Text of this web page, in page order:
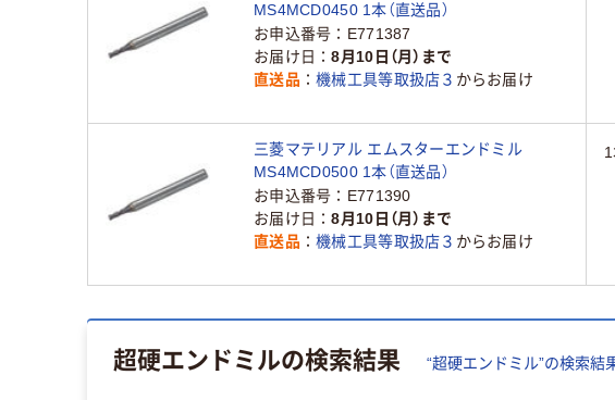
MS4MCD0450 1本（直送品）
お申込番号
E771387
お届け日
8月10日（月）まで
直送品
機械工具等取扱店３ からお届け
三菱マテリアル エムスターエンドミル
MS4MCD0500 1本（直送品）
お申込番号
E771390
お届け日
8月10日（月）まで
直送品
機械工具等取扱店３ からお届け
超硬エンドミルの検索結果 “超硬エンドミル”の検索結